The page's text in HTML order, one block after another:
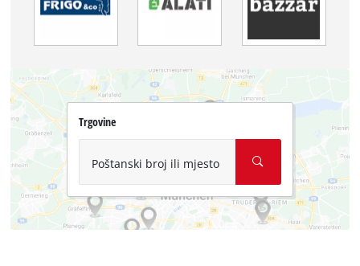
Trgovine
Poštanski broj ili mjesto